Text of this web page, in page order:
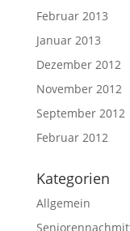
Februar 2013
Januar 2013
Dezember 2012
November 2012
September 2012
Februar 2012
Kategorien
Allgemein